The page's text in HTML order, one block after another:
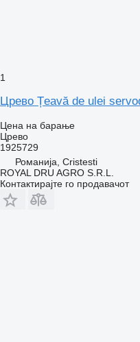
1
Црево Țeavă de ulei
Цена на барање
Црево
1925729
Романија, Cristesti
ROYAL DRU AGRO S.R.L.
Контактирајте го продавачот